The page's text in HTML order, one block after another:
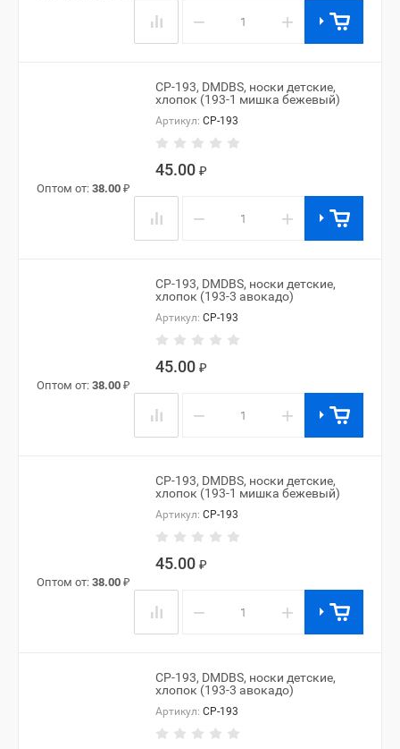
− +
CP-193, DMDBS, носки детские,
хлопок (193-1 мишка бежевый)
Артикул: CP-193
45.00 ₽
Оптом от: 38.00 ₽
− +
CP-193, DMDBS, носки детские,
хлопок (193-3 авокадо)
Артикул: CP-193
45.00 ₽
Оптом от: 38.00 ₽
− +
CP-193, DMDBS, носки детские,
хлопок (193-1 мишка бежевый)
Артикул: CP-193
45.00 ₽
Оптом от: 38.00 ₽
− +
CP-193, DMDBS, носки детские,
хлопок (193-3 авокадо)
Артикул: CP-193